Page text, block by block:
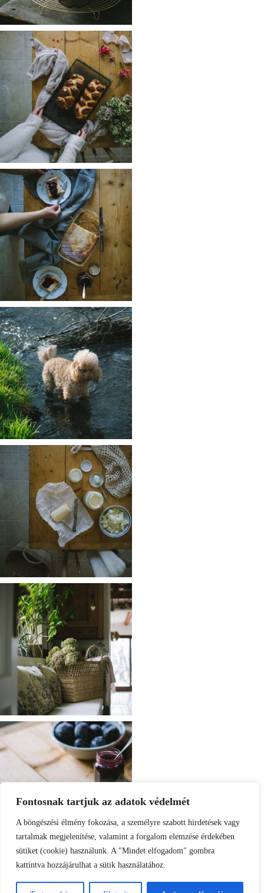
Fontosnak tartjuk az adatok védelmét
A böngészési élmény fokozása, a személyre szabott hirdetések vagy
tartalmak megjelenítése, valamint a forgalom elemzése érdekében
sütiket (cookie) használunk. A "Mindet elfogadom" gombra
kattintva hozzájárulhat a sütik használatához.